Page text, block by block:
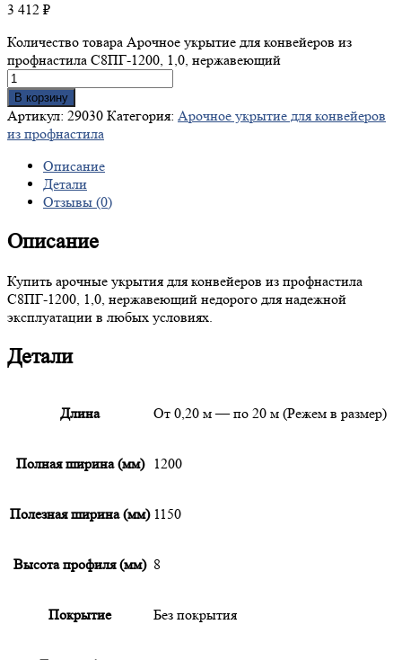
3 412 ₽
Количество товара Арочное укрытие для конвейеров из
профнастила С8ПГ-1200, 1,0, нержавеющий
В корзину
Артикул: 29030 Категория: Арочное укрытие для конвейеров
из профнастила
Описание
Детали
Отзывы (0)
Описание
Купить арочные укрытия для конвейеров из профнастила
С8ПГ-1200, 1,0, нержавеющий недорого для надежной
эксплуатации в любых условиях.
Детали
Длина От 0,20 м — по 20 м (Режем в размер)
Полная ширина (мм) 1200
Полезная ширина (мм) 1150
Высота профиля (мм) 8
Покрытие Без покрытия